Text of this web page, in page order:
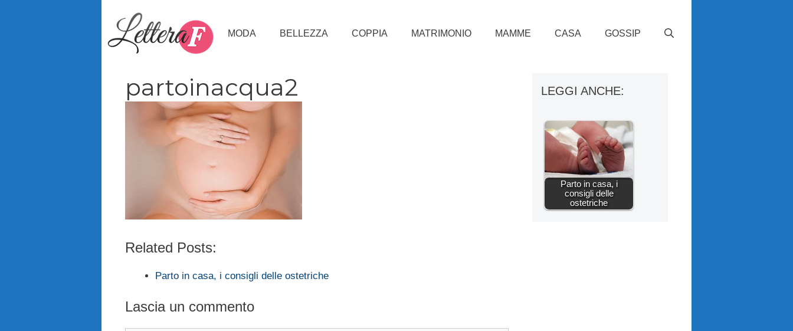
MODA BELLEZZA COPPIA MATRIMONIO MAMME CASA GOSSIP
partoinacqua2
Related Posts:
Parto in casa, i consigli delle ostetriche
Lascia un commento
LEGGI ANCHE:
Parto in casa, i
consigli delle
ostetriche